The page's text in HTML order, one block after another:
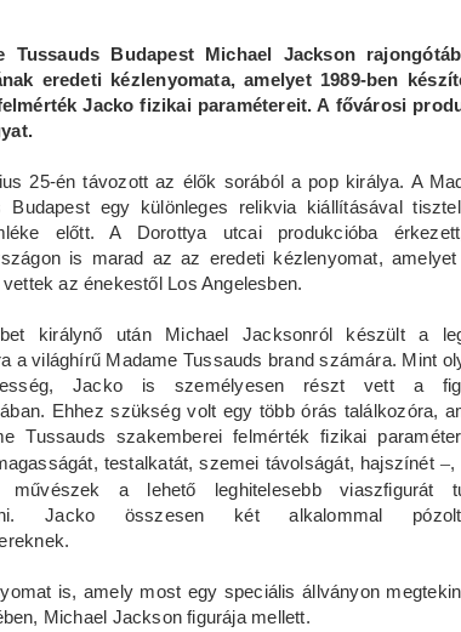
Budapest Michael Jackson
eredeti kézlenyomata, amelyet 1989-ben
Jacko fizikai paramétereit. A fővárosi
25-én távozott az élők sorából a pop királya. A
Budapest egy különleges relikvia kiállításával
előtt. A Dorottya utcai produkcióba
is marad az az eredeti kézlenyomat,
vettek az énekestől Los Angelesben.
királynő után Michael Jacksonról készült a
a világhírű Madame Tussauds brand számára. Mint
Jacko is személyesen részt vett a
Ehhez szükség volt egy több órás találkozóra,
Tussauds szakemberei felmérték fizikai
testalkatát, szemei távolságát, hajszínét –,
a lehető leghitelesebb viaszfigurát
Jacko összesen két alkalommal
is, amely most egy speciális állványon
Michael Jackson figurája mellett.